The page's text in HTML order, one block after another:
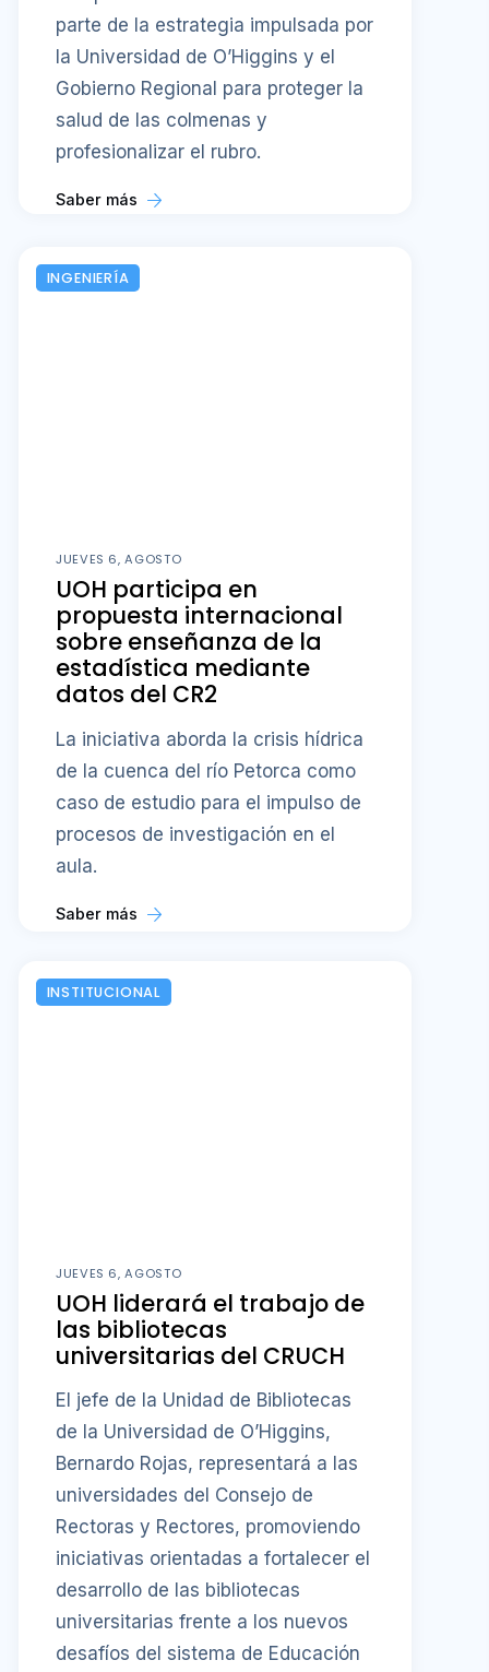
parte de la estrategia impulsada por
la Universidad de O’Higgins y el
Gobierno Regional para proteger la
salud de las colmenas y
profesionalizar el rubro.
Saber más
INGENIERÍA
JUEVES 6, AGOSTO
UOH participa en
propuesta internacional
sobre enseñanza de la
estadística mediante
datos del CR2
La iniciativa aborda la crisis hídrica
de la cuenca del río Petorca como
caso de estudio para el impulso de
procesos de investigación en el
aula.
Saber más
INSTITUCIONAL
JUEVES 6, AGOSTO
UOH liderará el trabajo de
las bibliotecas
universitarias del CRUCH
El jefe de la Unidad de Bibliotecas
de la Universidad de O’Higgins,
Bernardo Rojas, representará a las
universidades del Consejo de
Rectoras y Rectores, promoviendo
iniciativas orientadas a fortalecer el
desarrollo de las bibliotecas
universitarias frente a los nuevos
desafíos del sistema de Educación